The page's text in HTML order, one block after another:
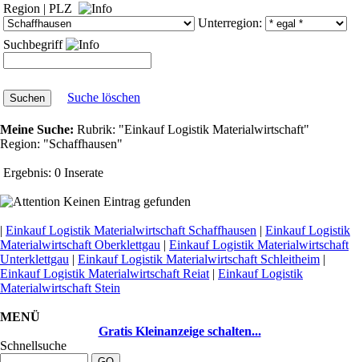
Region | PLZ
Unterregion:
Suchbegriff
Suche löschen
Meine Suche: Rubrik: "Einkauf Logistik Materialwirtschaft"
Region: "Schaffhausen"
Ergebnis: 0 Inserate
Keinen Eintrag gefunden
| Einkauf Logistik Materialwirtschaft Schaffhausen | Einkauf Logistik
Materialwirtschaft Oberklettgau | Einkauf Logistik Materialwirtschaft
Unterklettgau | Einkauf Logistik Materialwirtschaft Schleitheim |
Einkauf Logistik Materialwirtschaft Reiat | Einkauf Logistik
Materialwirtschaft Stein
MENÜ
Gratis Kleinanzeige schalten...
Schnellsuche